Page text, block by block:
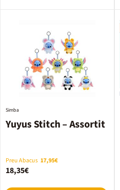
Yuyus Stitch – Assortit
Simba
Preu Abacus 17,95€
18,35€